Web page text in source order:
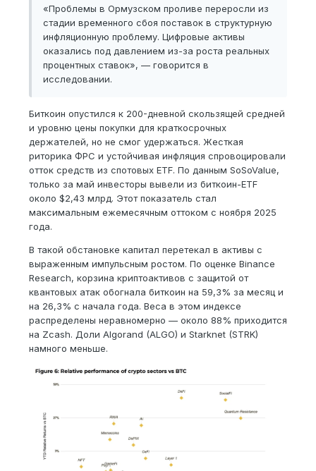
«Проблемы в Ормузском проливе переросли из
стадии временного сбоя поставок в структурную
инфляционную проблему. Цифровые активы
оказались под давлением из-за роста реальных
процентных ставок», — говорится в
исследовании.
Биткоин опустился к 200-дневной скользящей средней
и уровню цены покупки для краткосрочных
держателей, но не смог удержаться. Жесткая
риторика ФРС и устойчивая инфляция спровоцировали
отток средств из спотовых ETF. По данным SoSoValue,
только за май инвесторы вывели из биткоин-ETF
около $2,43 млрд. Этот показатель стал
максимальным ежемесячным оттоком с ноября 2025
года.
В такой обстановке капитал перетекал в активы с
выраженным импульсным ростом. По оценке Binance
Research, корзина криптоактивов с защитой от
квантовых атак обогнала биткоин на 59,3% за месяц и
на 26,3% с начала года. Веса в этом индексе
распределены неравномерно — около 88% приходится
на Zcash. Доли Algorand (ALGO) и Starknet (STRK)
намного меньше.